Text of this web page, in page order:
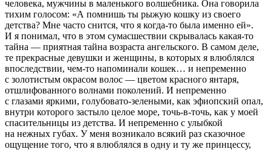
человека, мужчины в маленького волшебника. Она говорила
тихим голосом: «А помнишь ты рыжую кошку из своего
детства? Мне часто снится, что я когда-то была именно ей».
И я понимал, что в этом сумасшествии скрывалась какая-то
тайна — приятная тайна возраста ангельского. В самом деле,
те прекрасные девушки и женщины, в которых я влюблялся
впоследствии, чем-то напоминали кошек… и непременно
с золотистым окрасом волос — цветом красного янтаря,
отшлифованного волнами поколений. И непременно
с глазами яркими, голубовато-зелеными, как эфиопский опал,
внутри которого застыло целое море, точь-в-точь, как у моей
спасительницы из детства. И непременно с улыбкой
на нежных губах. У меня возникало всякий раз сказочное
ощущение того, что я влюблялся в одну и ту же принцессу,